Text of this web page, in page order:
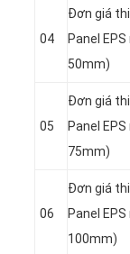
04
Đơn giá
Panel
50mm)
05
Đơn giá
Panel
75mm)
06
Đơn giá
Panel
100mm)